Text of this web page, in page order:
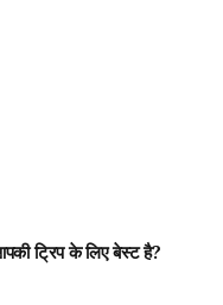
ट्रिप के लिए बेस्ट है?